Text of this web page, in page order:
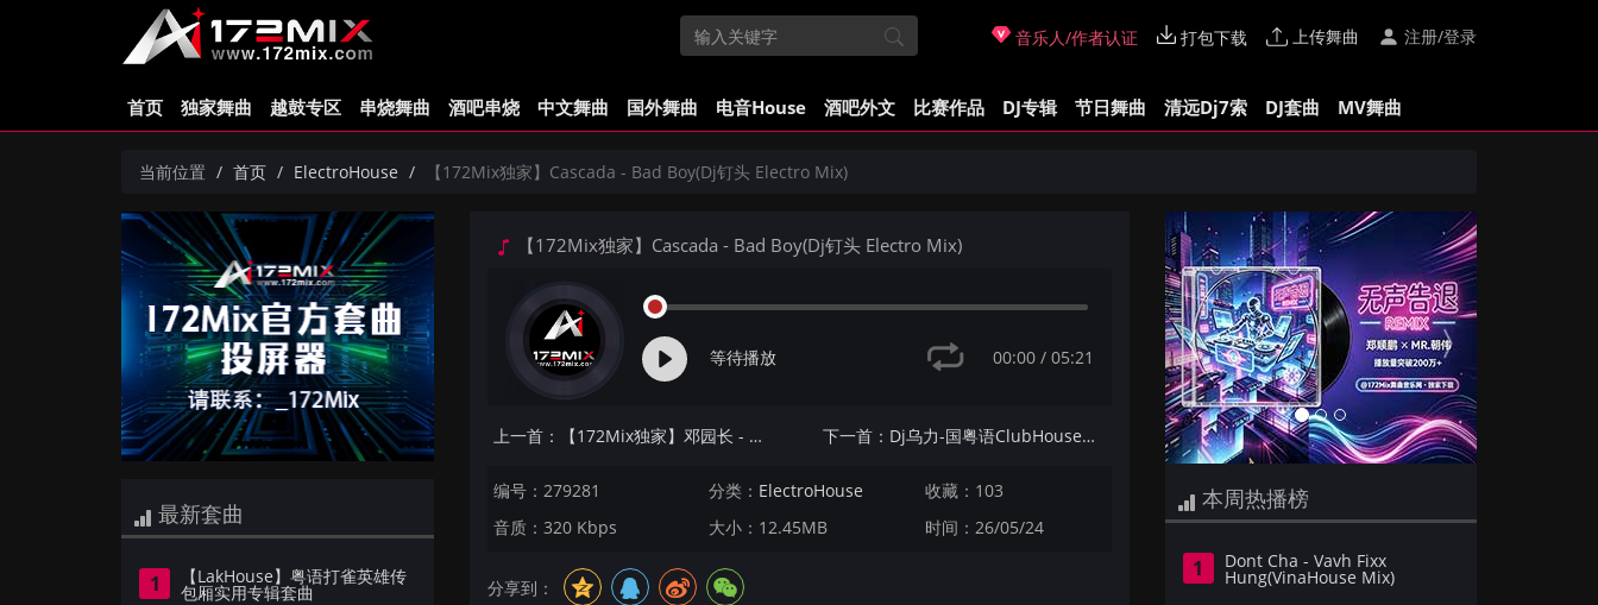
音乐人/作者认证 打包下载 上传舞曲 注册/登录
首页 独家舞曲 越鼓专区 串烧舞曲 酒吧串烧 中文舞曲 国外舞曲 电音House 酒吧外文 比赛作品 DJ专辑 节日舞曲 清远Dj7索 DJ套曲 MV舞曲
当前位置 首页 ElectroHouse 【172Mix独家】Cascada - Bad Boy(Dj钉头 Electro Mix)
最新套曲
1 【LakHouse】粤语打雀英雄传
包厢实用专辑套曲
【172Mix独家】Cascada - Bad Boy(Dj钉头 Electro Mix)
等待播放 00:00 / 05:21
上一首：【172Mix独家】邓园长 - 凤凰开花的路口(Dj钊兴 Electro Mix国语女) 下一首：Dj乌力-国粤语ClubHouse音乐小猪专属订制生无可恋到此为止辑172Mix串烧
编号：279281 分类： ElectroHouse
收藏：103
音质：320 Kbps
大小：12.45MB 时间：26/05/24
分享到：
Previous Next
本周热播榜
1 Dont Cha - Vavh Fixx
Hung(VinaHouse Mix)